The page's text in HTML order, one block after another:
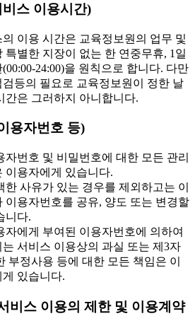
스 이용시간)
이용 시간은 교육정보원의 업무 및
특별한 지장이 없는 한 연중무휴, 1일
(00:00-24:00)을 원칙으로 합니다. 다만
검등의 필요로 교육정보원이 정한 날
간은 그러하지 아니합니다.
용자번호 등)
번호 및 비밀번호에 대한 모든 관리
이용자에게 있습니다.
사유가 있는 경우를 제외하고는 이
이용자번호를 공유, 양도 또는 변경할
니다.
에게 부여된 이용자번호에 의하여
는 서비스 이용상의 과실 또는 제3자
부정사용 등에 대한 모든 책임은 이
게 있습니다.
비스 이용의 제한 및 이용계약